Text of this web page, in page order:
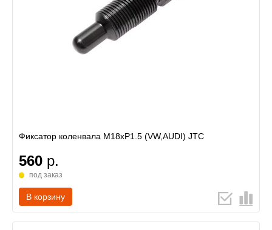
Фиксатор коленвала М18хР1.5 (VW,AUDI) JTC
560 р.
под заказ
В корзину